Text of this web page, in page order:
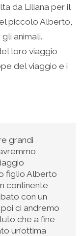
da Liliana per il
piccolo Alberto,
animali.
loro viaggio
del viaggio e i
grandi
figlio Alberto
continente
con un
ci andremo
che a fine
un’ottima